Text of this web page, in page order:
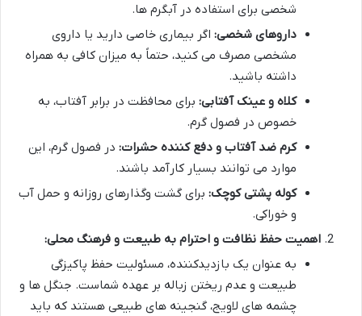
شخصی برای استفاده در آبگرم ها.
داروهای شخصی: اگر بیماری خاصی دارید یا داروی
مشخصی مصرف می کنید، حتماً به میزان کافی به همراه
داشته باشید.
کلاه و عینک آفتابی: برای محافظت در برابر آفتاب، به
خصوص در فصول گرم.
کرم ضد آفتاب و دفع کننده حشرات: در فصول گرم، این
موارد می توانند بسیار کارآمد باشند.
کوله پشتی کوچک: برای گشت وگذارهای روزانه و حمل آب
و خوراکی.
اهمیت حفظ نظافت و احترام به طبیعت و فرهنگ محلی:
به عنوان یک بازدیدکننده، مسئولیت حفظ پاکیزگی
طبیعت و عدم ریختن زباله بر عهده شماست. جنگل ها و
چشمه های لاویج، گنجینه های طبیعی هستند که باید